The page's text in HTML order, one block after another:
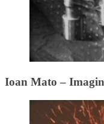
Ioan Mato –